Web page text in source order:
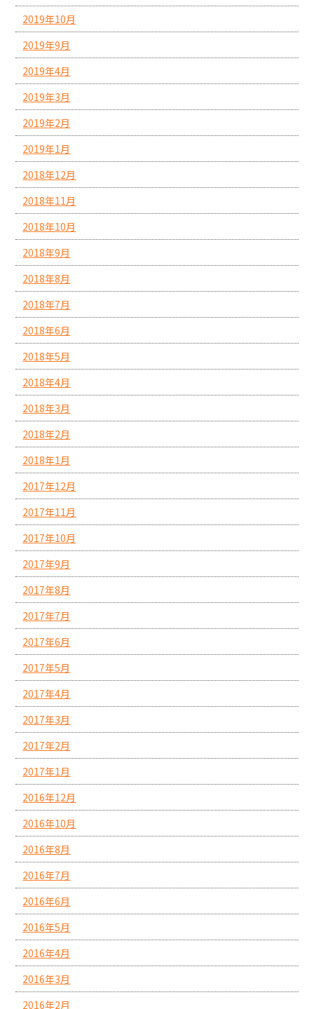
2019年10月
2019年9月
2019年4月
2019年3月
2019年2月
2019年1月
2018年12月
2018年11月
2018年10月
2018年9月
2018年8月
2018年7月
2018年6月
2018年5月
2018年4月
2018年3月
2018年2月
2018年1月
2017年12月
2017年11月
2017年10月
2017年9月
2017年8月
2017年7月
2017年6月
2017年5月
2017年4月
2017年3月
2017年2月
2017年1月
2016年12月
2016年10月
2016年8月
2016年7月
2016年6月
2016年5月
2016年4月
2016年3月
2016年2月